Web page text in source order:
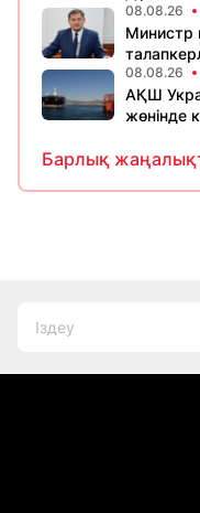
08.08.26
Министр
08.08.26
АҚШ
жөнінде
Барлық